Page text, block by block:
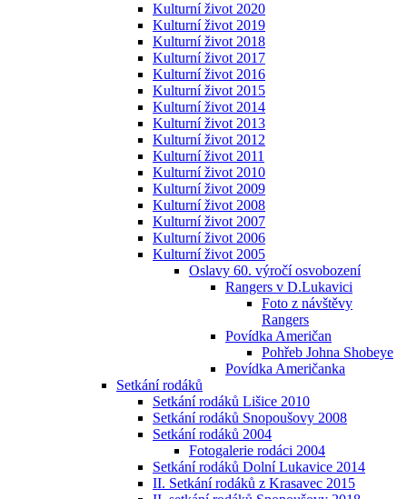
Kulturní život 2020
Kulturní život 2019
Kulturní život 2018
Kulturní život 2017
Kulturní život 2016
Kulturní život 2015
Kulturní život 2014
Kulturní život 2013
Kulturní život 2012
Kulturní život 2011
Kulturní život 2010
Kulturní život 2009
Kulturní život 2008
Kulturní život 2007
Kulturní život 2006
Kulturní život 2005
Oslavy 60. výročí osvobození
Rangers v D.Lukavici
Foto z návštěvy
Rangers
Povídka Američan
Pohřeb Johna Shobeye
Povídka Američanka
Setkání rodáků
Setkání rodáků Lišice 2010
Setkání rodáků Snopoušovy 2008
Setkání rodáků 2004
Fotogalerie rodáci 2004
Setkání rodáků Dolní Lukavice 2014
II. Setkání rodáků z Krasavec 2015